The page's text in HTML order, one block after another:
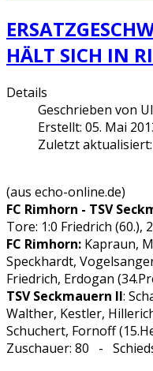
HÄLT SICH IN
Details
Geschrieben von
Erstellt: 05. Mai
Zuletzt aktualisiert:
(aus echo-online.de)
FC Rimhorn - TSV
Tore: 1:0 Friedrich (60.),
FC Rimhorn: Kapraun,
Speckhardt,
Friedrich, Erdogan
TSV Seckmauern II:
Walther, Kestler,
Schuchert, Fornoff
Zuschauer: 80 -